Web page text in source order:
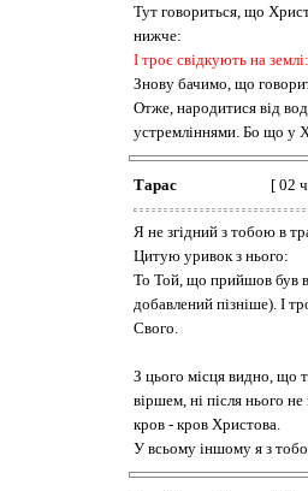
Тут говориться, що
нижче:
І троє свідкують на
Знову бачимо, що
Отже, народитися від
устремліннями. Бо що у
Тарас [ 02
Я не згідний з тобою в
Цитую уривок з нього:
То Той, що прийшов був
добавлений пізніше). І
Свого.
З цього місця видно, що
віршем, ні після нього
кров - кров Христова.
У всьому іншому я з